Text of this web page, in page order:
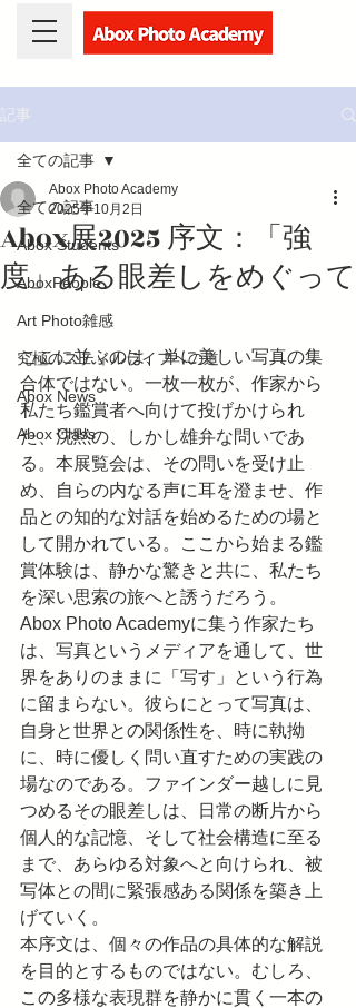
記事
全ての記事
Abox Students
AboxPeople
Art Photo雑感
究極のスティルライフへの道
Abox News
Abox Class
全ての記事
Abox展2025 序文：「強
度」ある眼差しをめぐって
Abox Photo Academy
2025年10月2日
ここに並ぶのは、単に美しい写真の集
合体ではない。一枚一枚が、作家から
私たち鑑賞者へ向けて投げかけられ
た、沈黙の、しかし雄弁な問いであ
る。本展覧会は、その問いを受け止
め、自らの内なる声に耳を澄ませ、作
品との知的な対話を始めるための場と
して開かれている。ここから始まる鑑
賞体験は、静かな驚きと共に、私たち
を深い思索の旅へと誘うだろう。
Abox Photo Academyに集う作家たち
は、写真というメディアを通して、世
界をありのままに「写す」という行為
に留まらない。彼らにとって写真は、
自身と世界との関係性を、時に執拗
に、時に優しく問い直すための実践の
場なのである。ファインダー越しに見
つめるその眼差しは、日常の断片から
個人的な記憶、そして社会構造に至る
まで、あらゆる対象へと向けられ、被
写体との間に緊張感ある関係を築き上
げていく。
本序文は、個々の作品の具体的な解説
を目的とするものではない。むしろ、
この多様な表現群を静かに貫く一本の